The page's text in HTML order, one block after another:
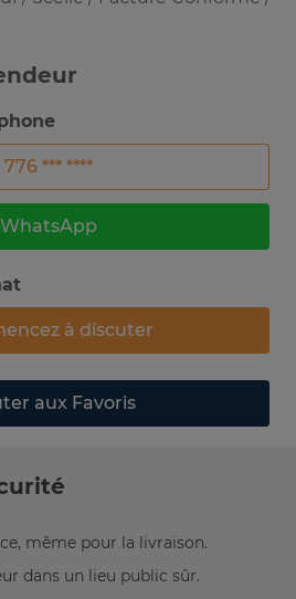
776 *** ****
WhatsApp
à discuter
aux Favoris
même pour la livraison.
dans un lieu public sûr.